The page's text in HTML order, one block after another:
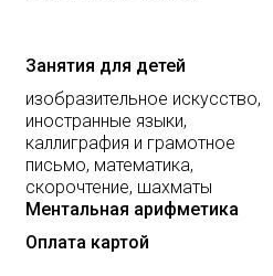
Занятия для детей
изобразительное искусство,
иностранные языки,
каллиграфия и грамотное
письмо, математика,
скорочтение, шахматы
Ментальная арифметика
Оплата картой